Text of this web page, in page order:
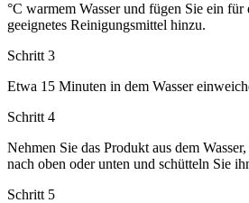
°C warmem Wasser und fügen Sie ein
geeignetes Reinigungsmittel hinzu.
Schritt 3
Etwa 15 Minuten in dem Wasser
Schritt 4
Nehmen Sie das Produkt aus dem
nach oben oder unten und schütteln Sie
Schritt 5